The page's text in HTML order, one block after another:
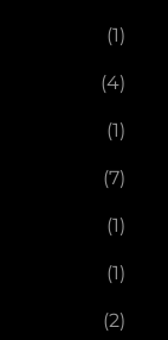
(1)
(4)
(1)
(7)
(1)
(1)
(2)